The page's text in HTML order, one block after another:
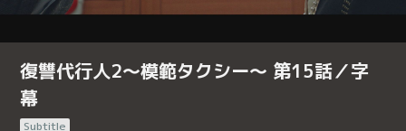
復讐代行人2～模範タクシー～ 第15話／字
幕
Subtitle